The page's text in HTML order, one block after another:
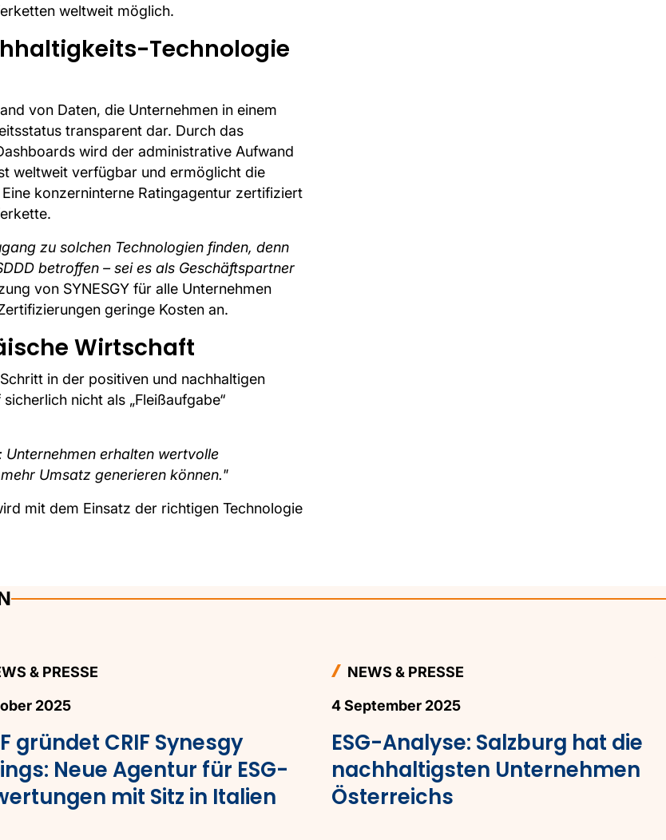
weltweit möglich.
Technologie
von Daten, die Unternehmen in einem
transparent dar. Durch das
wird der administrative Aufwand
weltweit verfügbar und ermöglicht die
konzerninterne Ratingagentur zertifiziert
zu solchen Technologien finden, denn
betroffen – sei es als Geschäftspartner
von SYNESGY für alle Unternehmen
geringe Kosten an.
Wirtschaft
in der positiven und nachhaltigen
nicht als „Fleißaufgabe“
Unternehmen erhalten wertvolle
Umsatz generieren können."
mit dem Einsatz der richtigen Technologie
& PRESSE
2025
gründet CRIF Synesgy
Neue Agentur für ESG-
mit Sitz in Italien
NEWS & PRESSE
4 September 2025
ESG-Analyse: Salzburg hat die
nachhaltigsten Unternehmen
Österreichs